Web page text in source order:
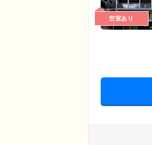
空室あり